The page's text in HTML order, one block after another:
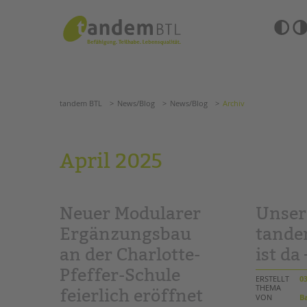
Barrierefrei-
ANGEBOTE
KITA & FRÜHE HILFEN
Grundschulen
Oberschulen
Förderzentren
Kollegs
EFöB
Schulbezogene Sozialarbeit
Tagesgruppen
BETREUTES
TANDEM BTL
Zertfikatskurse
Seminarkalender
tandem BTL News/Blog
tandem BTL News/Blog News/Blog Archiv
April 2025
Neuer Modularer
Ergänzungsbau
an der Charlotte-
Pfeffer-Schule
feierlich eröffnet
ist da
ERSTELLT
THEMA
VON